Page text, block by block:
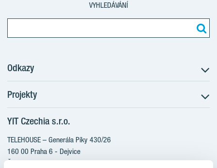
VYHLEDÁVÁNÍ
Odkazy
Postup koupě
Klientské změny
Aktuality
Blog
Kariéra
Projekty
RANTA Barrandov III
RANTA Barrandov IV
TOIVO Roztyly II
YIT Czechia s.r.o.
TELEHOUSE – Generála Píky 430/26
160 00 Praha 6 - Dejvice
Česká republika